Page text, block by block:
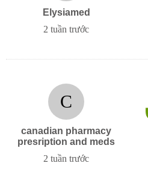
Elysiamed
2 tuần trước
C
canadian pharmacy
presription and meds
2 tuần trước